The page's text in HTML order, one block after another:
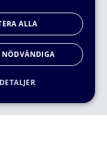
ALLA
NÖDVÄNDIGA